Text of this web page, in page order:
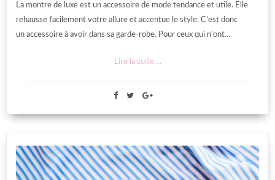
La montre de luxe est un accessoire de mode tendance et utile. Elle
rehausse facilement votre allure et accentue le style. C’est donc
un accessoire à avoir dans sa garde-robe. Pour ceux qui n’ont…
Lire la suite ...